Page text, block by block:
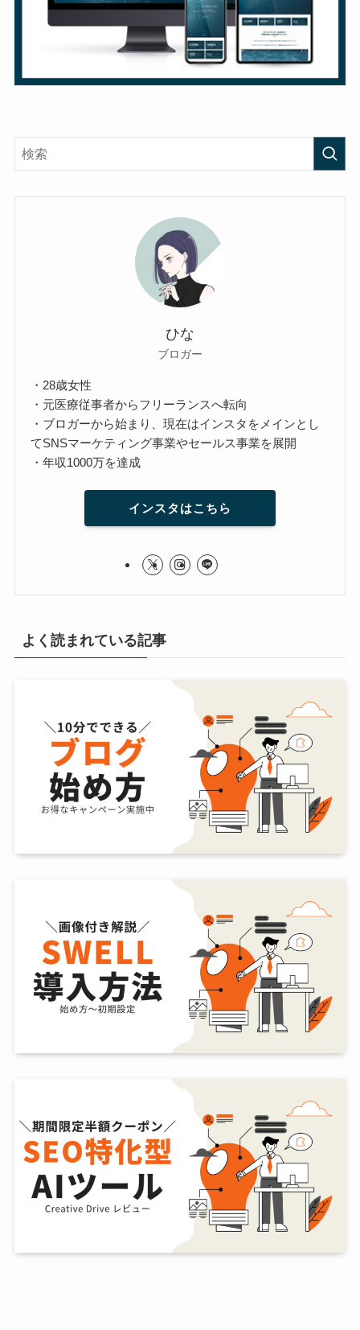
ひな
ブロガー
・28歳女性
・元医療従事者からフリーランスへ転向
・ブロガーから始まり、現在はインスタをメインとし
てSNSマーケティング事業やセールス事業を展開
・年収1000万を達成
インスタはこちら
よく読まれている記事